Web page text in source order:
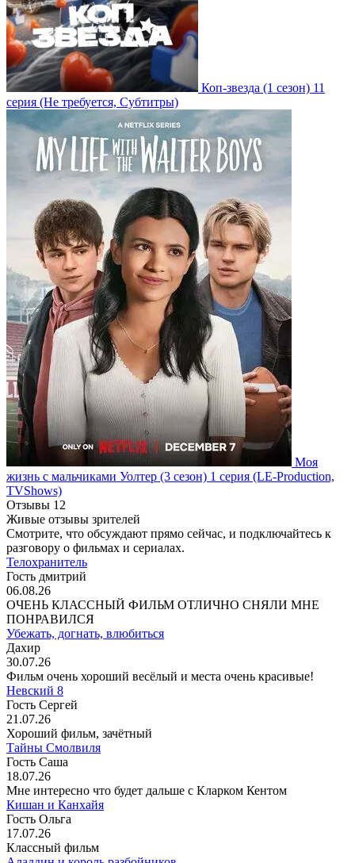
Коп-звезда (1 сезон) 11
серия (Не требуется, Субтитры)
Моя
жизнь с мальчиками Уолтер (3 сезон) 1 серия (LE-Production,
TVShows)
Отзывы 12
Живые отзывы зрителей
Смотрите, что обсуждают прямо сейчас, и подключайтесь к
разговору о фильмах и сериалах.
Телохранитель
Гость дмитрий
06.08.26
ОЧЕНЬ КЛАССНЫЙ ФИЛЬМ ОТЛИЧНО СНЯЛИ МНЕ
ПОНРАВИЛСЯ
Убежать, догнать, влюбиться
Дахир
30.07.26
Фильм очень хороший весёлый и места очень красивые!
Невский 8
Гость Сергей
21.07.26
Хороший фильм, зачётный
Тайны Смолвиля
Гость Саша
18.07.26
Мне интересно что будет дальше с Кларком Кентом
Кишан и Канхайя
Гость Ольга
17.07.26
Классный фильм